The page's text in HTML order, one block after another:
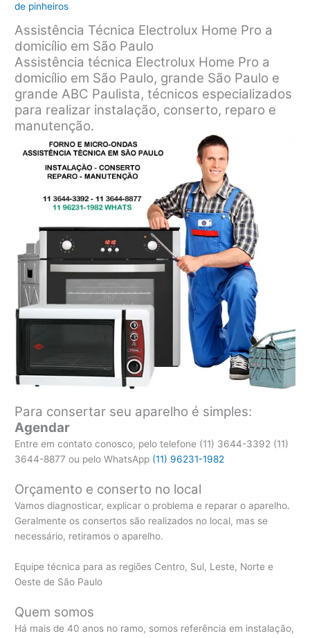
de pinheiros
Assistência Técnica Electrolux Home Pro a
domicílio em São Paulo
Assistência técnica Electrolux Home Pro a
domicílio em São Paulo, grande São Paulo e
grande ABC Paulista, técnicos especializados
para realizar instalação, conserto, reparo e
manutenção.
Para consertar seu aparelho é simples:
Agendar
Entre em contato conosco, pelo telefone (11) 3644-3392 (11)
3644-8877 ou pelo WhatsApp (11) 96231-1982
Orçamento e conserto no local
Vamos diagnosticar, explicar o problema e reparar o aparelho.
Geralmente os consertos são realizados no local, mas se
necessário, retiramos o aparelho.
Equipe técnica para as regiões Centro, Sul, Leste, Norte e
Oeste de São Paulo
Quem somos
Há mais de 40 anos no ramo, somos referência em instalação,